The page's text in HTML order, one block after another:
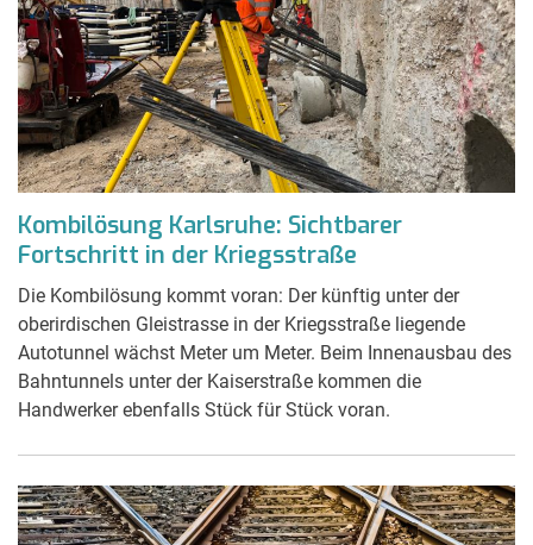
Kombilösung Karlsruhe: Sichtbarer
Fortschritt in der Kriegsstraße
Die Kombilösung kommt voran: Der künftig unter der
oberirdischen Gleistrasse in der Kriegsstraße liegende
Autotunnel wächst Meter um Meter. Beim Innenausbau des
Bahntunnels unter der Kaiserstraße kommen die
Handwerker ebenfalls Stück für Stück voran.